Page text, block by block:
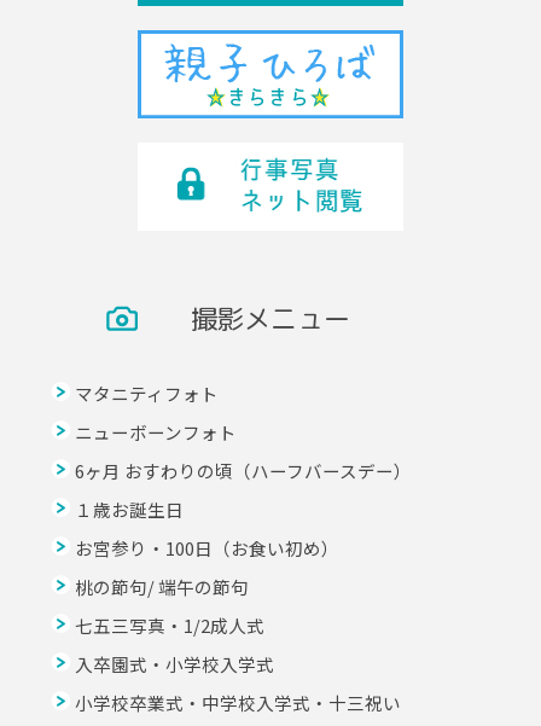
撮影メニュー
マタニティフォト
ニューボーンフォト
6ヶ月 おすわりの頃（ハーフバースデー）
１歳お誕生日
お宮参り・100日（お食い初め）
桃の節句/ 端午の節句
七五三写真・1/2成人式
入卒園式・小学校入学式
小学校卒業式・中学校入学式・十三祝い